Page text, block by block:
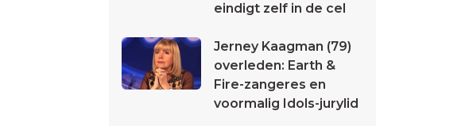
eindigt zelf in de cel
Jerney Kaagman (79)
overleden: Earth &
Fire-zangeres en
voormalig Idols-jurylid